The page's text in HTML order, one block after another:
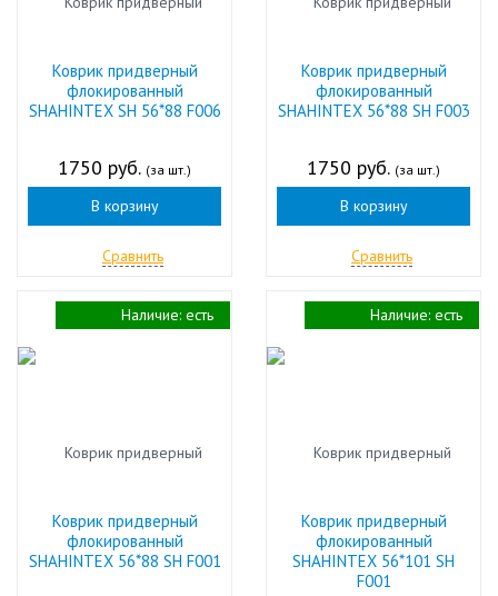
Коврик придверный
флокированный
SHAHINTEX SH 56*88 F006
1750 руб. (за шт.)
В корзину
Сравнить
Коврик придверный
флокированный
SHAHINTEX 56*88 SH F003
1750 руб. (за шт.)
В корзину
Сравнить
Коврик придверный
флокированный
SHAHINTEX 56*88 SH F001
Наличие: есть
Коврик придверный
флокированный
SHAHINTEX 56*101 SH
F001
Наличие: есть